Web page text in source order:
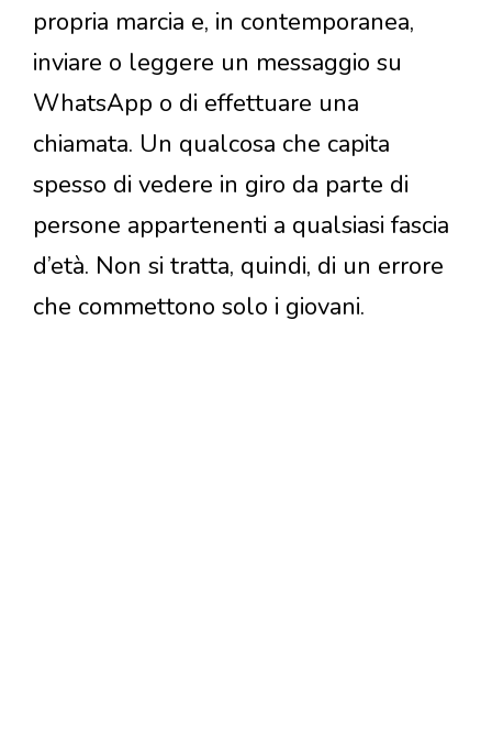
propria marcia e, in contemporanea,
inviare o leggere un messaggio su
WhatsApp o di effettuare una
chiamata. Un qualcosa che capita
spesso di vedere in giro da parte di
persone appartenenti a qualsiasi fascia
d’età. Non si tratta, quindi, di un errore
che commettono solo i giovani.